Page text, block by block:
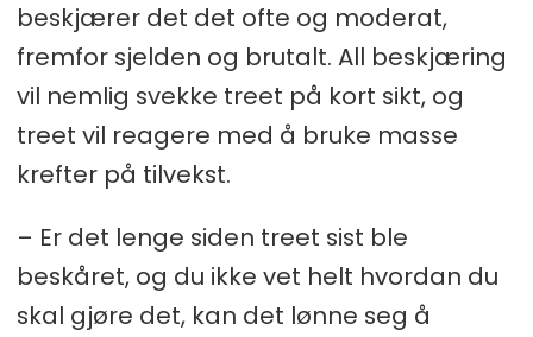
beskjærer det det ofte og moderat,
fremfor sjelden og brutalt. All beskjæring
vil nemlig svekke treet på kort sikt, og
treet vil reagere med å bruke masse
krefter på tilvekst.
– Er det lenge siden treet sist ble
beskåret, og du ikke vet helt hvordan du
skal gjøre det, kan det lønne seg å